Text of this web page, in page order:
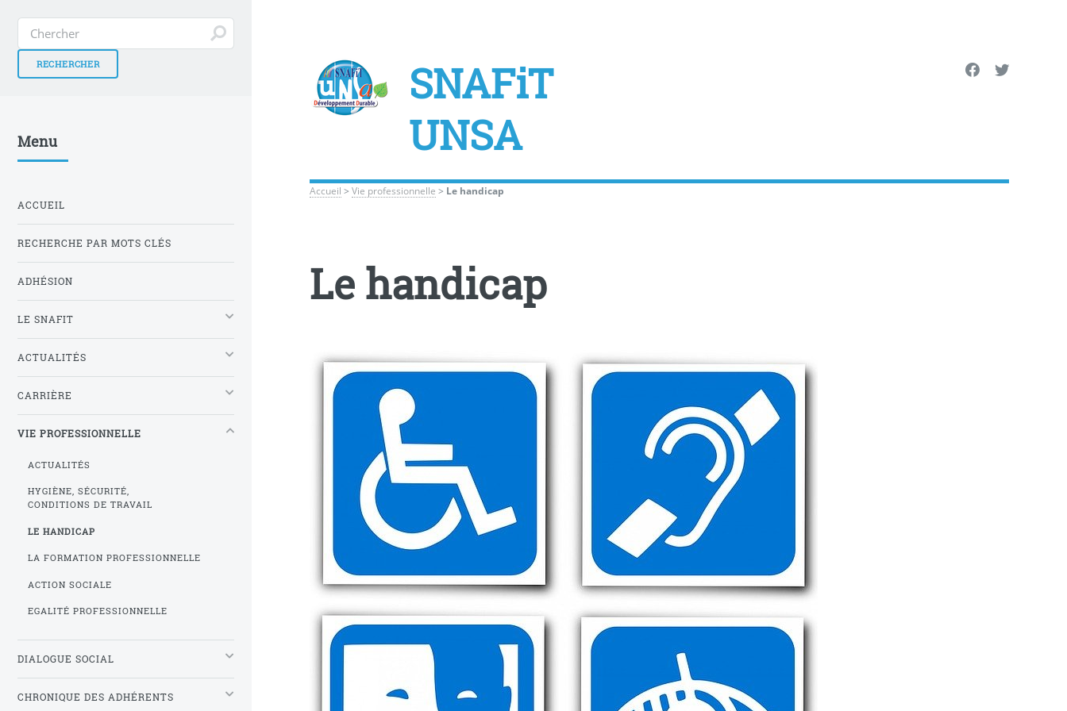
SNAFiT
UNSA
Accueil >Vie professionnelle > Le handicap
Le handicap
Menu
ACCUEIL
RECHERCHE PAR MOTS CLÉS
ADHÉSION
LE SNAFIT
ACTUALITÉS
CARRIÈRE
VIE PROFESSIONNELLE
ACTUALITÉS
HYGIÈNE, SÉCURITÉ,
CONDITIONS DE TRAVAIL
LE HANDICAP
LA FORMATION PROFESSIONNELLE
ACTION SOCIALE
EGALITÉ PROFESSIONNELLE
DIALOGUE SOCIAL
CHRONIQUE DES ADHÉRENTS